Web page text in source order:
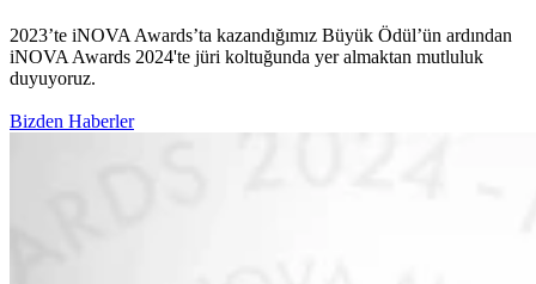
2023’te iNOVA Awards’ta kazandığımız Büyük Ödül’ün ardından
iNOVA Awards 2024'te jüri koltuğunda yer almaktan mutluluk
duyuyoruz.
Bizden Haberler